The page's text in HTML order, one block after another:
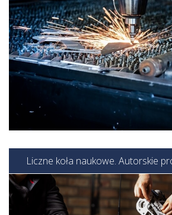
Liczne koła naukowe. Autorskie